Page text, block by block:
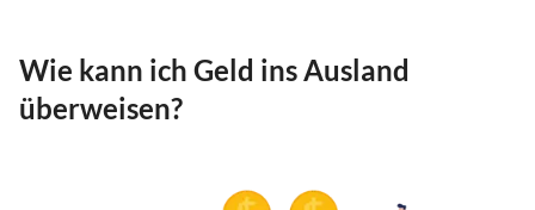
Wie kann ich Geld ins Ausland
überweisen?